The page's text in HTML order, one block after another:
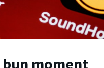
bun moment